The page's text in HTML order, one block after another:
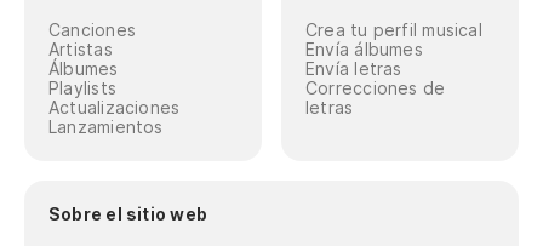
Canciones
Artistas
Álbumes
Playlists
Actualizaciones
Lanzamientos
Crea tu perfil musical
Envía álbumes
Envía letras
Correcciones de
letras
Sobre el sitio web